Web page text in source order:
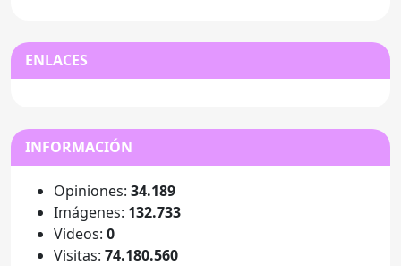
ENLACES
INFORMACIÓN
Opiniones: 34.189
Imágenes: 132.733
Videos: 0
Visitas: 74.180.560